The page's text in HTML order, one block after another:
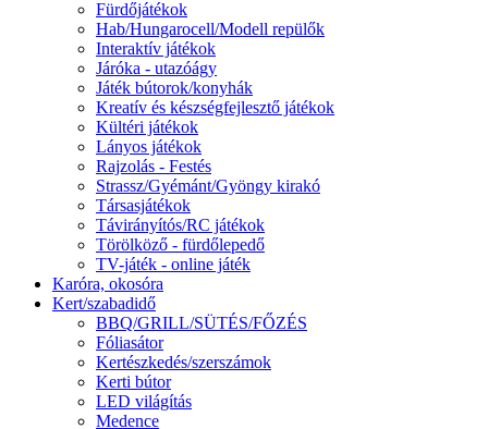
Fürdőjátékok
Hab/Hungarocell/Modell repülők
Interaktív játékok
Járóka - utazóágy
Játék bútorok/konyhák
Kreatív és készségfejlesztő játékok
Kültéri játékok
Lányos játékok
Rajzolás - Festés
Strassz/Gyémánt/Gyöngy kirakó
Társasjátékok
Távirányítós/RC játékok
Törölköző - fürdőlepedő
TV-játék - online játék
Karóra, okosóra
Kert/szabadidő
BBQ/GRILL/SÜTÉS/FŐZÉS
Fóliasátor
Kertészkedés/szerszámok
Kerti bútor
LED világítás
Medence